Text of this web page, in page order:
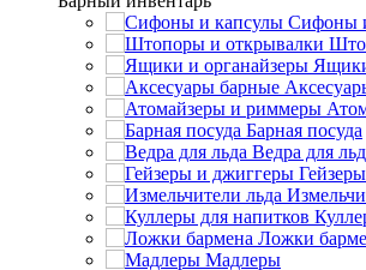
Сифоны
Барная посуда
Ведра для
Ложки
Мадлеры